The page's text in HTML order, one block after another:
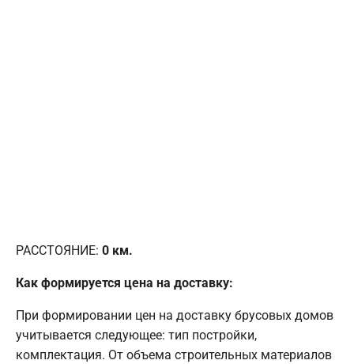
РАССТОЯНИЕ: 0 км.
Как формируется цена на доставку:
При формировании цен на доставку брусовых домов
учитывается следующее: тип постройки,
комплектация. От объема строительных материалов